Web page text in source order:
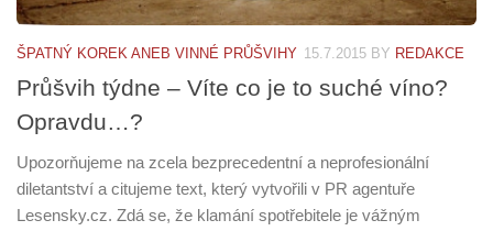
ŠPATNÝ KOREK ANEB VINNÉ PRŮŠVIHY 15.7.2015 BY REDAKCE
Průšvih týdne – Víte co je to suché víno?
Opravdu…?
Upozorňujeme na zcela bezprecedentní a neprofesionální
diletantství a citujeme text, který vytvořili v PR agentuře
Lesensky.cz. Zdá se, že klamání spotřebitele je vážným